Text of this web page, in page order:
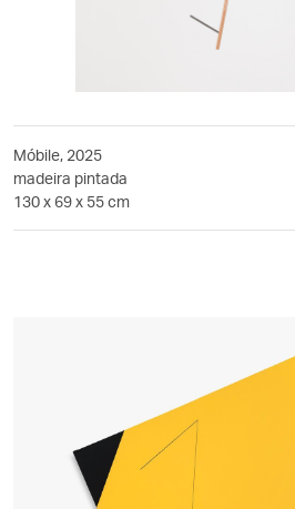
Móbile, 2025
madeira pintada
130 x 69 x 55 cm